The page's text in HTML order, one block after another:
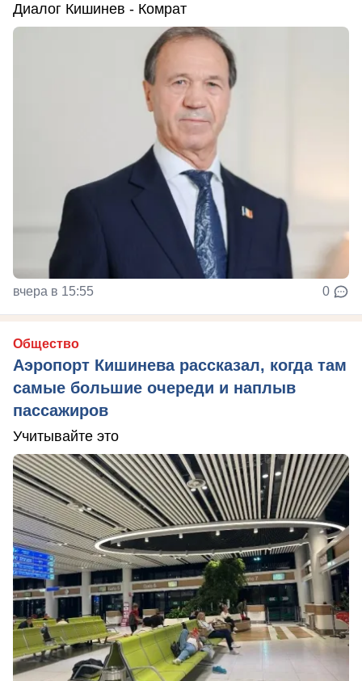
Диалог Кишинев - Комрат
вчера в 15:55 0
Общество
Аэропорт Кишинева рассказал, когда там
самые большие очереди и наплыв
пассажиров
Учитывайте это